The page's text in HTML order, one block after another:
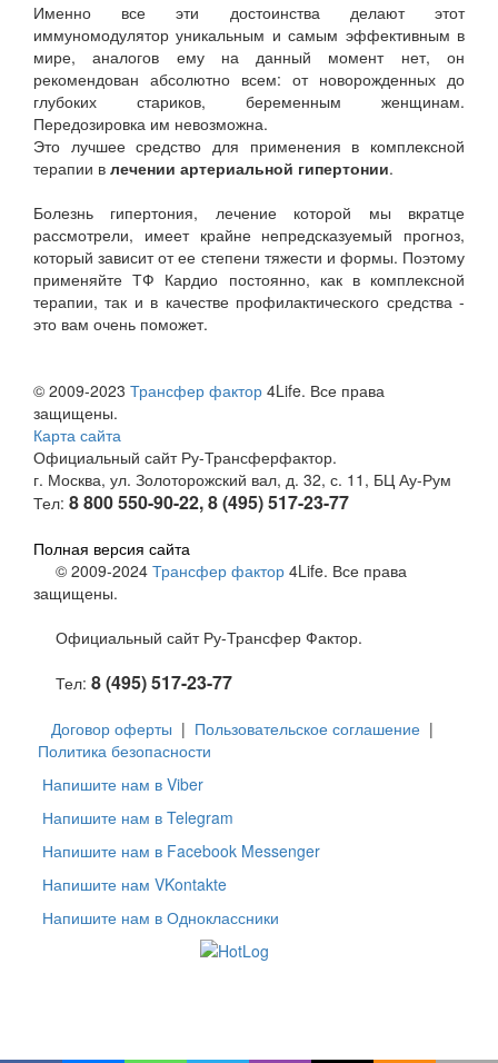
Именно все эти достоинства делают этот
иммуномодулятор уникальным и самым эффективным в
мире, аналогов ему на данный момент нет, он
рекомендован абсолютно всем: от новорожденных до
глубоких стариков, беременным женщинам.
Передозировка им невозможна.
Это лучшее средство для применения в комплексной
терапии в лечении артериальной гипертонии.
Болезнь гипертония, лечение которой мы вкратце
рассмотрели, имеет крайне непредсказуемый прогноз,
который зависит от ее степени тяжести и формы. Поэтому
применяйте ТФ Кардио постоянно, как в комплексной
терапии, так и в качестве профилактического средства -
это вам очень поможет.
© 2009-2023 Трансфер фактор 4Life. Все права
защищены.
Карта сайта
Официальный сайт Ру-Трансферфактор.
г. Москва, ул. Золоторожский вал, д. 32, с. 11, БЦ Ау-Рум
Тел: 8 800 550-90-22, 8 (495) 517-23-77
Полная версия сайта
© 2009-2024 Трансфер фактор 4Life. Все права
защищены.
Официальный сайт Ру-Трансфер Фактор.
Тел: 8 (495) 517-23-77
Договор оферты | Пользовательское соглашение |
Политика безопасности
Напишите нам в Viber
Напишите нам в Telegram
Напишите нам в Facebook Messenger
Напишите нам VKontakte
Напишите нам в Одноклассники